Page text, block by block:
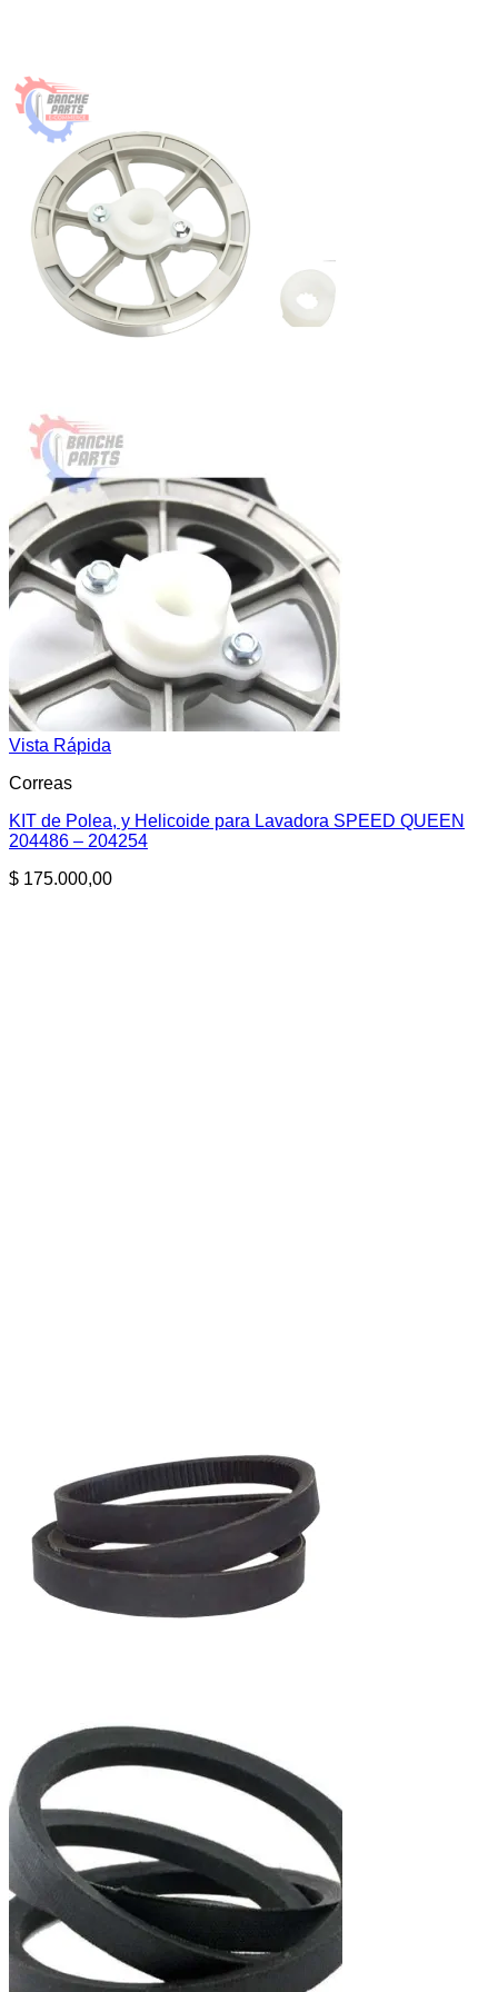
Vista Rápida
Correas
KIT de Polea, y Helicoide para Lavadora SPEED QUEEN
204486 – 204254
$ 175.000,00